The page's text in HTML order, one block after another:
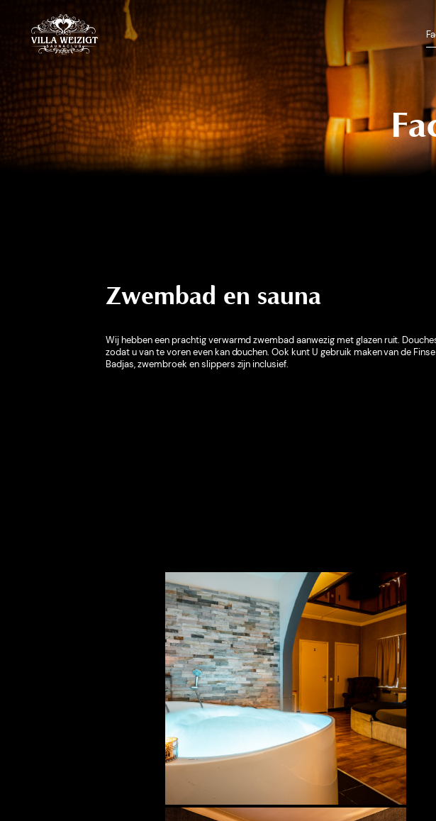
Hoofdnavigatie
Zwembad en sauna
Wij hebben een prachtig verwarmd zwembad aanwezig met glazen ruit.
zodat u van te voren even kan douchen. Ook kunt U gebruik maken van de
Badjas, zwembroek en slippers zijn inclusief.